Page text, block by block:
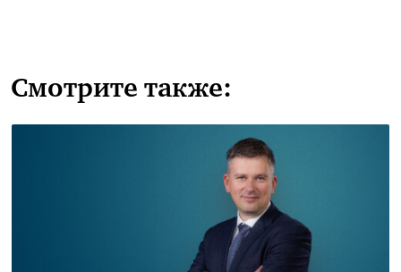
Смотрите также: